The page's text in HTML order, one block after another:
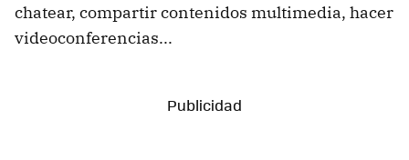
chatear, compartir contenidos multimedia, hacer
videoconferencias...